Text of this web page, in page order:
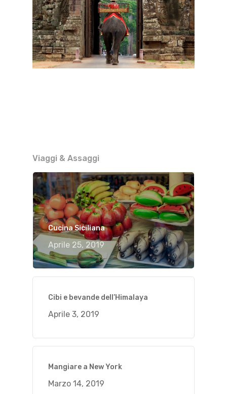
Viaggi & Assaggi
Cucina Siciliana
Aprile 25, 2019
Cibi e bevande dell’Himalaya
Aprile 3, 2019
Mangiare a New York
Marzo 14, 2019